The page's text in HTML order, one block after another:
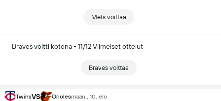
Mets voittaa
Braves voitti kotona - 11/12 Viimeiset ottelut
Braves voittaa
TwinsVS Oriolesmaan., 10. elo